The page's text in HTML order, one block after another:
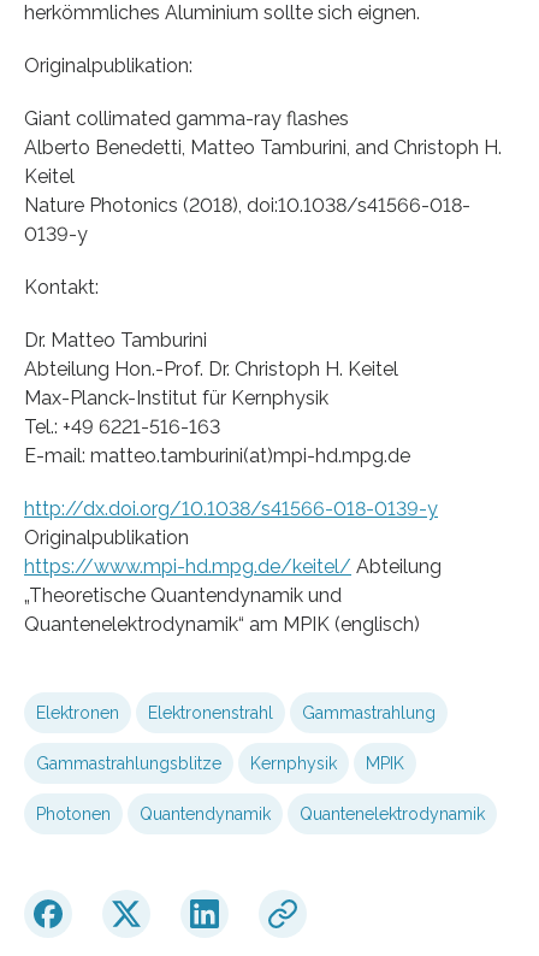
herkömmliches Aluminium sollte sich eignen.
Originalpublikation:
Giant collimated gamma-ray flashes
Alberto Benedetti, Matteo Tamburini, and Christoph H.
Keitel
Nature Photonics (2018), doi:10.1038/s41566-018-
0139-y
Kontakt:
Dr. Matteo Tamburini
Abteilung Hon.-Prof. Dr. Christoph H. Keitel
Max-Planck-Institut für Kernphysik
Tel.: +49 6221-516-163
E-mail: matteo.tamburini(at)mpi-hd.mpg.de
http://dx.doi.org/10.1038/s41566-018-0139-y
Originalpublikation
https://www.mpi-hd.mpg.de/keitel/ Abteilung
„Theoretische Quantendynamik und
Quantenelektrodynamik“ am MPIK (englisch)
Elektronen Elektronenstrahl Gammastrahlung
Gammastrahlungsblitze Kernphysik MPIK
Photonen Quantendynamik Quantenelektrodynamik